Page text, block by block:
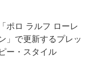
「ポロ ラルフ ローレ
」で更新するプレッ
ピー・スタイル